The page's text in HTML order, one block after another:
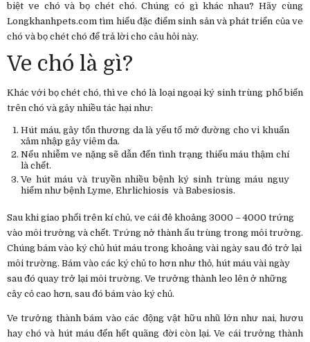
biệt ve chó và bọ chét chó. Chúng có gì khác nhau? Hãy cùng
Longkhanhpets.com tìm hiểu đặc điểm sinh sản và phát triển của ve
chó và bọ chét chó để trả lời cho câu hỏi này.
Ve chó là gì?
Khác với bọ chét chó, thì ve chó là loại ngoại ký sinh trùng phổ biến
trên chó và gây nhiều tác hại như:
Hút máu, gây tổn thương da là yếu tố mở đường cho vi khuẩn
xâm nhập gây viêm da.
Nếu nhiễm ve nặng sẽ dẫn đến tình trạng thiếu máu thậm chí
là chết.
Ve hút máu và truyền nhiều bệnh ký sinh trùng máu nguy
hiểm như bệnh Lyme, Ehrlichiosis và Babesiosis.
Sau khi giao phối trên kí chủ, ve cái đẻ khoảng 3000 – 4000 trứng
vào môi trường và chết. Trứng nở thành ấu trùng trong môi trường.
Chúng bám vào ký chủ hút máu trong khoảng vài ngày sau đó trở lại
môi trường. Bám vào các ký chủ to hơn như thỏ, hút máu vài ngày
sau đó quay trở lại môi trường. Ve trưởng thành leo lên ở những
cây cỏ cao hơn, sau đó bám vào ký chủ.
Ve trưởng thành bám vào các động vật hữu nhũ lớn như nai, hươu
hay chó và hút máu đến hết quãng đời còn lại. Ve cái trưởng thành